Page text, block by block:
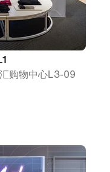
购物中心L3-09